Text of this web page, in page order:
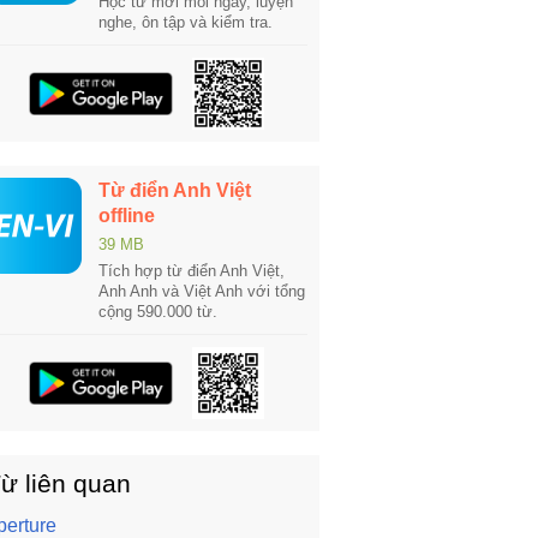
nghe, ôn tập và kiểm tra.
Từ điển Anh Việt
offline
39 MB
Tích hợp từ điển Anh Việt,
Anh Anh và Việt Anh với tổng
cộng 590.000 từ.
liên quan